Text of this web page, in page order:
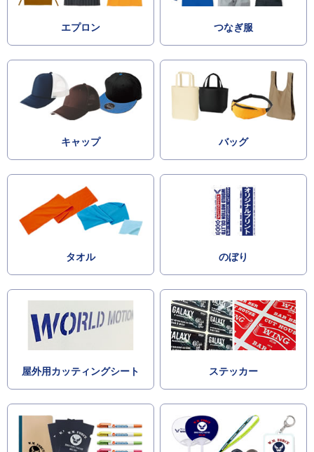
エプロン つなぎ服
キャップ バッグ
タオル のぼり
屋外用カッティングシート ステッカー